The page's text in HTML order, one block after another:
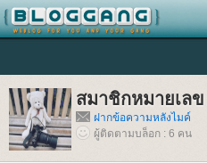
สมาชิกหมายเลข
ฝากข้อความหลังไมค์
ผู้ติดตามบล็อก : 6 คน